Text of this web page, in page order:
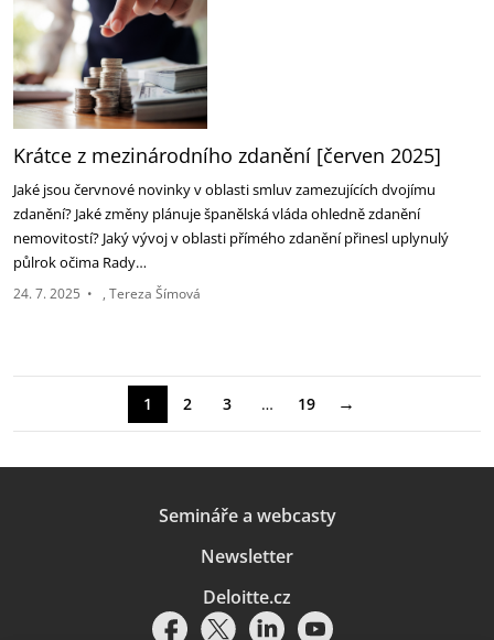
Krátce z mezinárodního zdanění [červen 2025]‎
Jaké jsou červnové novinky v oblasti smluv zamezujících dvojímu
zdanění? Jaké změny plánuje ‎španělská vláda ohledně zdanění
nemovitostí? Jaký vývoj v oblasti přímého zdanění přinesl ‎uplynulý
půlrok očima Rady…
24. 7. 2025 • Tereza Šímová
1 2 3 … 19 →
Semináře a webcasty
Newsletter
Deloitte.cz